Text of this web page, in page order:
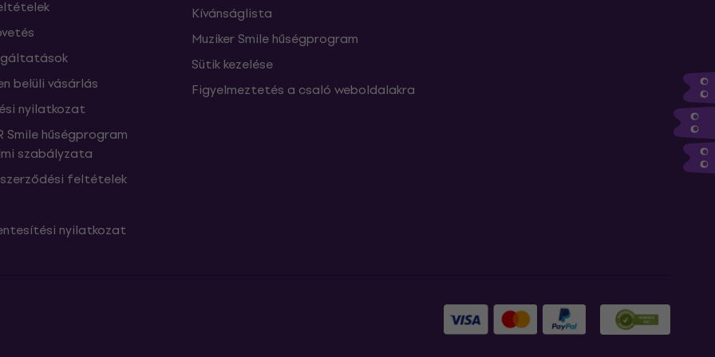
belüli vásárlás
nyilatkozat
Smile hűségprogram
szabályzata
feltételek
nyilatkozat
Kívánságlista
Muziker Smile hűségprogram
Sütik kezelése
Figyelmeztetés a csaló weboldalakra